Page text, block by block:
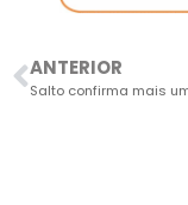
ANTERIOR